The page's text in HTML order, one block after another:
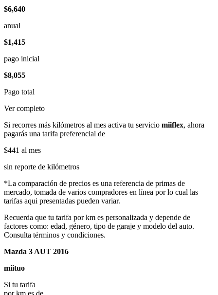
$6,640
anual
$1,415
pago inicial
$8,055
Pago total
Ver completo
Si recorres más kilómetros al mes activa tu servicio miiflex, ahora
pagarás una tarifa preferencial de
$441 al mes
sin reporte de kilómetros
*La comparación de precios es una referencia de primas de
mercado, tomada de varios compradores en línea por lo cual las
tarifas aqui presentadas pueden variar.
Recuerda que tu tarifa por km es personalizada y depende de
factores como: edad, género, tipo de garaje y modelo del auto.
Consulta términos y condiciones.
Mazda 3 AUT 2016
miituo
Si tu tarifa
por km es de